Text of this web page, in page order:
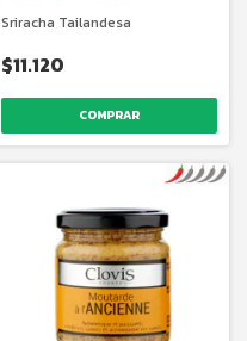
Sriracha Tailandesa
$11.120
COMPRAR